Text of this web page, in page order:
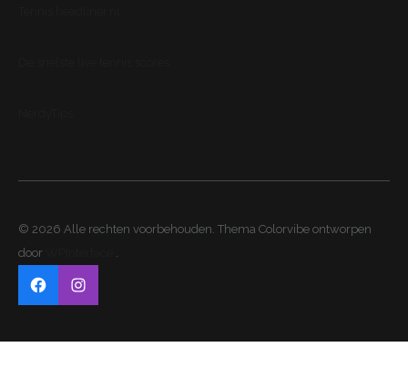
© 2026 Alle rechten voorbehouden. Thema Colorvibe ontworpen
door
FacebookInstagram